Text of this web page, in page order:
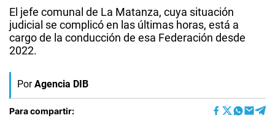
El jefe comunal de La Matanza, cuya situación
judicial se complicó en las últimas horas, está a
cargo de la conducción de esa Federación desde
2022.
Por Agencia DIB
Para compartir: